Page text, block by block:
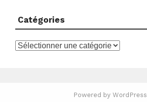
Catégories
Catégories
Powered by WordPress